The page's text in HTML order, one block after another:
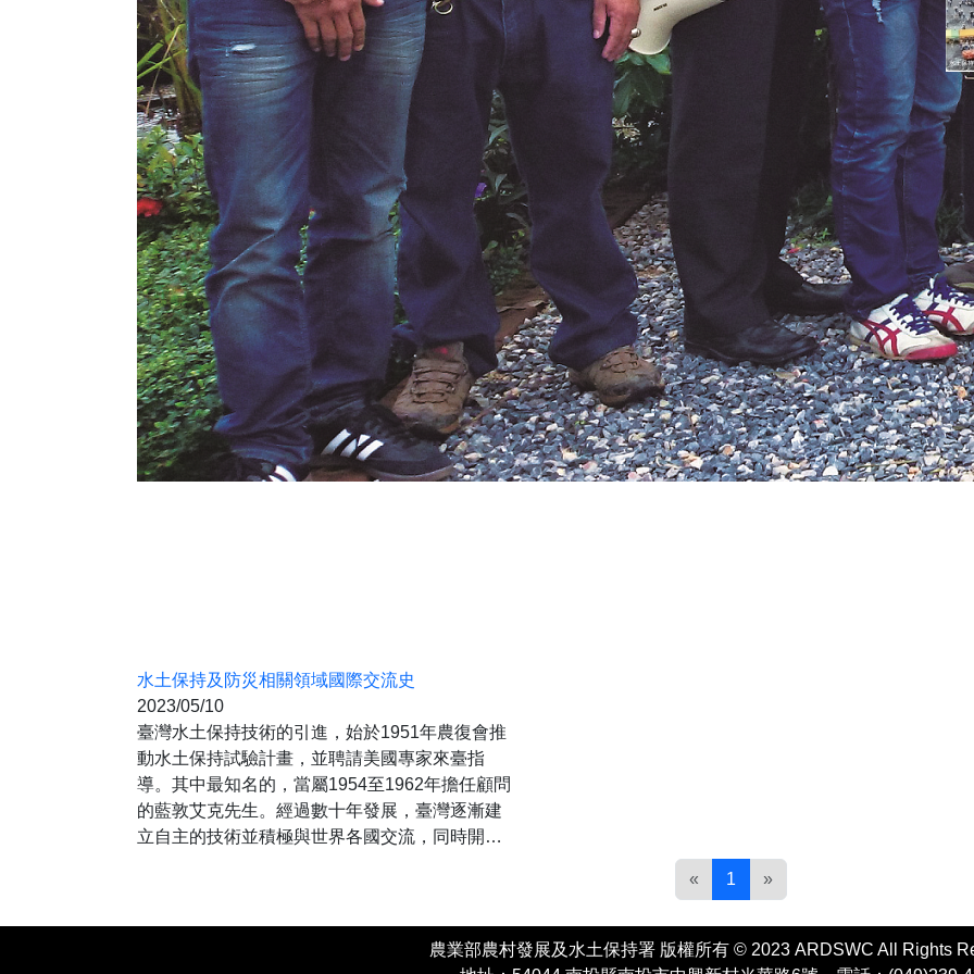
水土保持及防災相關領域國際交流史
2023/05/10
臺灣水土保持技術的引進，始於1951年農復會推
動水土保持試驗計畫，並聘請美國專家來臺指
導。其中最知名的，當屬1954至1962年擔任顧問
的藍敦艾克先生。經過數十年發展，臺灣逐漸建
立自主的技術並積極與世界各國交流，同時開始
砂防共同研究後，每年臺日交流互訪不斷，30多
年來參與交流人數更已逾1500人，建立深厚的情
« 1 »
農業部農村發展及水土保持署 版權所有 © 2023 ARDSWC All Rights